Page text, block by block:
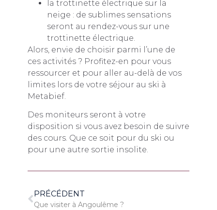
la trottinette électrique sur la
neige : de sublimes sensations
seront au rendez-vous sur une
trottinette électrique.
Alors, envie de choisir parmi l’une de
ces activités ? Profitez-en pour vous
ressourcer et pour aller au-delà de vos
limites lors de votre séjour au ski à
Metabief.
Des moniteurs seront à votre
disposition si vous avez besoin de suivre
des cours. Que ce soit pour du ski ou
pour une autre sortie insolite.
PRÉCÉDENT
Que visiter à Angoulême ?